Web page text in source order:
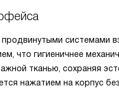
системами
что гигиеничнее
тканью, сохраняя
нажатием на корпус